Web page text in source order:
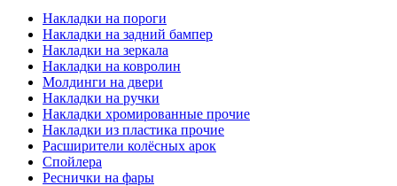
Накладки на пороги
Накладки на задний бампер
Накладки на зеркала
Накладки на ковролин
Молдинги на двери
Накладки на ручки
Накладки хромированные прочие
Накладки из пластика прочие
Расширители колёсных арок
Спойлера
Реснички на фары